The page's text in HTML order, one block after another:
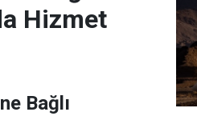
Hizmet
Bağlı